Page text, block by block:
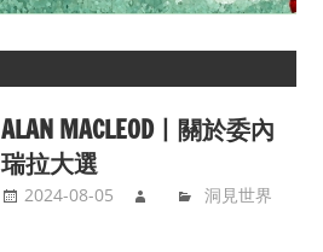
ALAN MACLEOD丨關於委內
瑞拉大選
2024-08-05 洞見世界